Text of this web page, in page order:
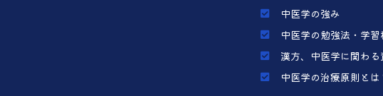
中医学の強み
中医学の勉強法・学習
漢方、中医学に関わる
中医学の治療原則とは